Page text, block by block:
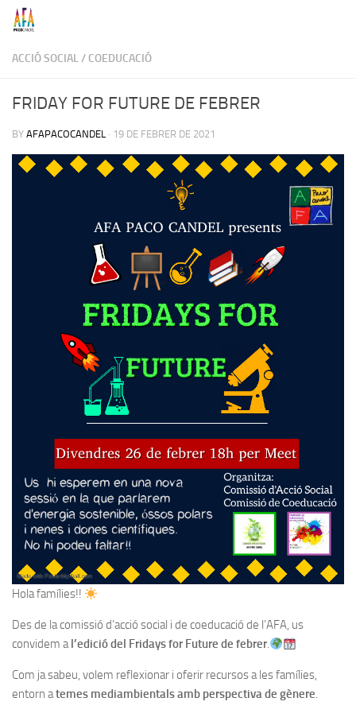
Skip to content
ACCIÓ SOCIAL/ COEDUCACIÓ
FRIDAY FOR FUTURE DE FEBRER
BY AFAPACOCANDEL · 19 DE FEBRER DE 2021
Hola famílies!!
Des de la comissió d’acció social i de coeducació de l’AFA, us
convidem al’edició del Fridays for Future de febrer.
Com ja sabeu, volem reflexionar i oferir recursos a les famílies,
entorn atemes mediambientals amb perspectiva de gènere.